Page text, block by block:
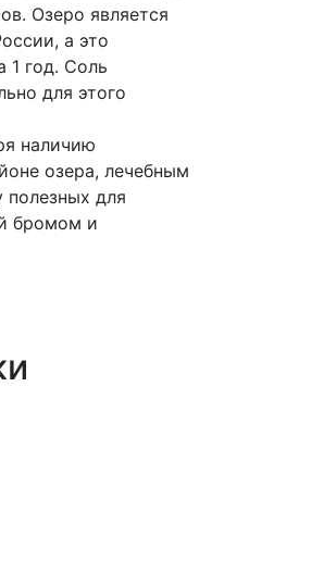
Озеро является
а это
1 год. Соль
для этого
наличию
озера, лечебным
для
бромом и